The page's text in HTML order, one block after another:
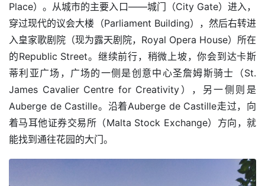
Place）。从城市的主要入口——城门（City Gate）进入，
穿过现代的议会大楼（Parliament Building），然后右转进
入皇家歌剧院（现为露天剧院，Royal Opera House）所在
的Republic Street。继续前行，稍微上坡，你会到达卡斯
蒂利亚广场，广场的一侧是创意中心圣詹姆斯骑士（St.
James Cavalier Centre for Creativity），另一侧则是
Auberge de Castille。沿着Auberge de Castille走过，向
着马耳他证券交易所（Malta Stock Exchange）方向，就
能找到通往花园的大门。